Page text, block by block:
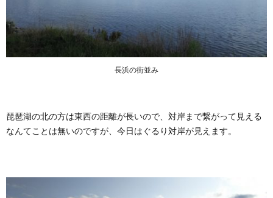
ステーショ
ン流
「StayHome
ごそう）」
長浜の街並み
琵琶湖の北の方は東西の距離が長いので、対岸まで繋がって見える
なんてことは無いのですが、今日はぐるり対岸が見えます。